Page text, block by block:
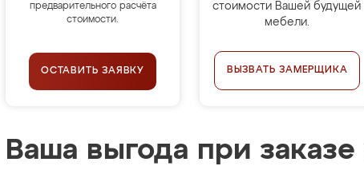
предварительного расчёта
стоимости.
ОСТАВИТЬ ЗАЯВКУ
стоимости Вашей будущей
мебели.
ВЫЗВАТЬ ЗАМЕРЩИКА
Ваша выгода при заказе